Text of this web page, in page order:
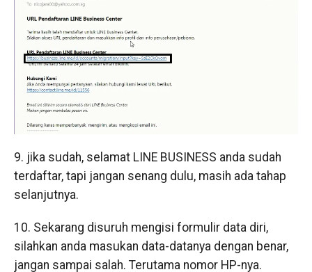
9. jika sudah, selamat LINE BUSINESS anda sudah
terdaftar, tapi jangan senang dulu, masih ada tahap
selanjutnya.
10. Sekarang disuruh mengisi formulir data diri,
silahkan anda masukan data-datanya dengan benar,
jangan sampai salah. Terutama nomor HP-nya.